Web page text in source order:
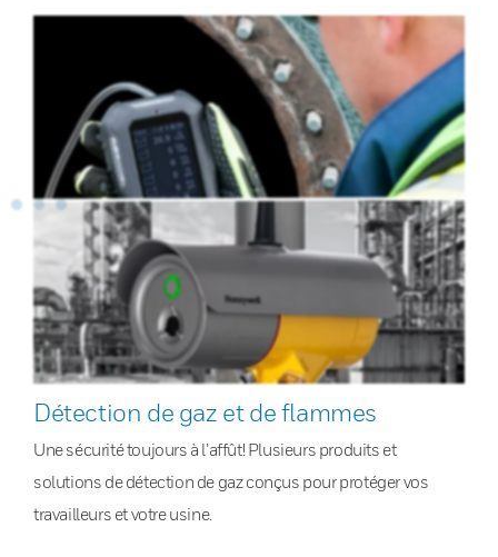
Détection de gaz et de flammes
Une sécurité toujours à l’affût! Plusieurs produits et
solutions de détection de gaz conçus pour protéger vos
travailleurs et votre usine.